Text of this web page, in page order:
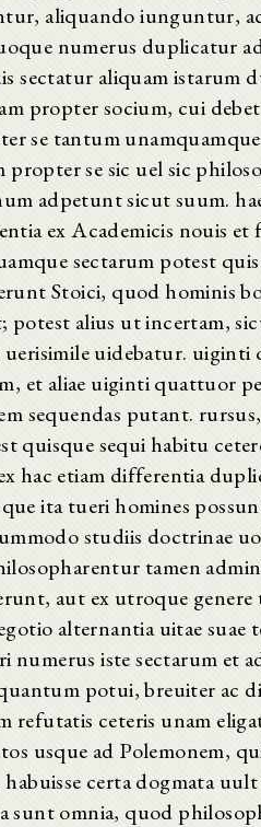
aliquando iunguntur,
numerus duplicatur
sectatur aliquam istarum
propter socium, cui
se tantum
se sic uel sic
adpetunt sicut suum.
ex Academicis nouis
sectarum potest
Stoici, quod hominis
alius ut incertam,
uerisimile uidebatur.
et aliae uiginti quattuor
sequendas putant.
quisque sequi habitu
hac etiam differentia
ita tueri homines
studiis doctrinae
tamen
aut ex utroque
alternantia uitae
iste sectarum et
potui, breuiter ac
refutatis ceteris unam
usque ad Polemonem,
certa dogmata
sunt omnia, quod